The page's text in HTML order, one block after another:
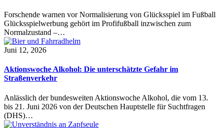
Forschende warnen vor Normalisierung von Glücksspiel im Fußball
Glücksspielwerbung gehört im Profifußball inzwischen zum
Normalzustand –…
Juni 12, 2026
Aktionswoche Alkohol: Die unterschätzte Gefahr im
Straßenverkehr
Anlässlich der bundesweiten Aktionswoche Alkohol, die vom 13.
bis 21. Juni 2026 von der Deutschen Hauptstelle für Suchtfragen
(DHS)…